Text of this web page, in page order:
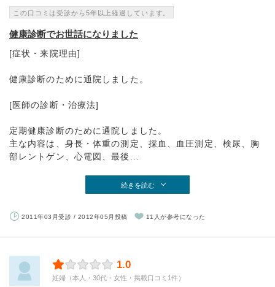
この口コミは受診から5年以上経過しています。
健康診断でお世話になりました
[症状・来院理由]
健康診断のために通院しました。
[医師の診断・治療法]
定期健康診断のために通院しました。
主な内容は、身長・体重の測定、採血、血圧測定、検尿、胸
部レントゲン、心電図、最後...
続きを読む
2011年03月受診 / 2012年05月投稿 11人が参考になった
1.0
妊婦（本人・30代・女性・掲載口コミ1件）